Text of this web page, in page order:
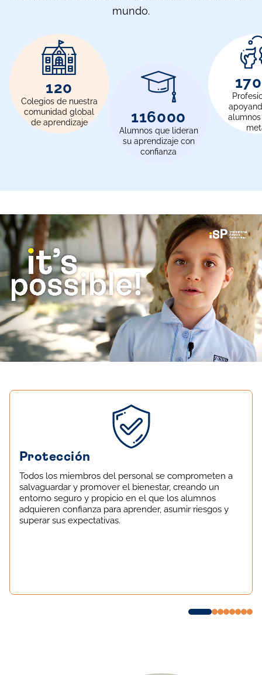
mundo.
120
Colegios de nuestra
comunidad global
de aprendizaje
116000
Alumnos que lideran
su aprendizaje con
confianza
Protección
Todos los miembros del personal se comprometen a
salvaguardar y promover el bienestar, creando un
entorno seguro y propicio en el que los alumnos
adquieren confianza para aprender, asumir riesgos y
superar sus expectativas.